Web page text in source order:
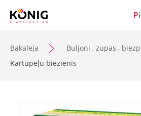
Bakaleja
Buljoni , zupas ,
Kartupeļu biezienis